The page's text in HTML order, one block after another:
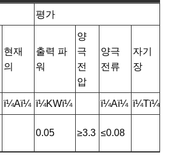
평가
현재
의
출력 파
워
양
극
전
압
양극
전류
자기
장
ï¼Aï¼ ï¼KWï¼ ï¼Aï¼ ï¼Tï¼
0.05 ≥3.3 ≤0.08